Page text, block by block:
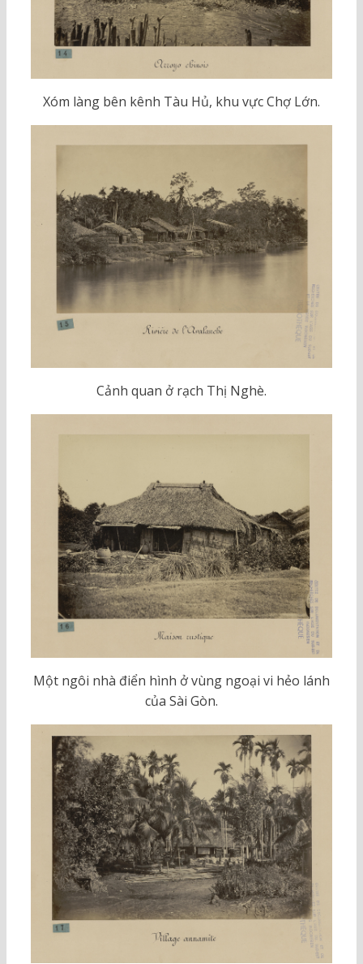
Xóm làng bên kênh Tàu Hủ, khu vực Chợ Lớn.
Cảnh quan ở rạch Thị Nghè.
Một ngôi nhà điển hình ở vùng ngoại vi hẻo lánh
của Sài Gòn.